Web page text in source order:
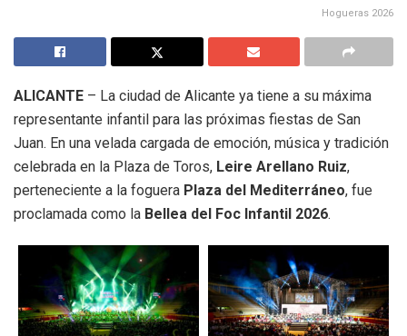
Hogueras 2026
ALICANTE – La ciudad de Alicante ya tiene a su máxima
representante infantil para las próximas fiestas de San
Juan. En una velada cargada de emoción, música y tradición
celebrada en la Plaza de Toros, Leire Arellano Ruiz,
perteneciente a la foguera Plaza del Mediterráneo, fue
proclamada como la Bellea del Foc Infantil 2026.